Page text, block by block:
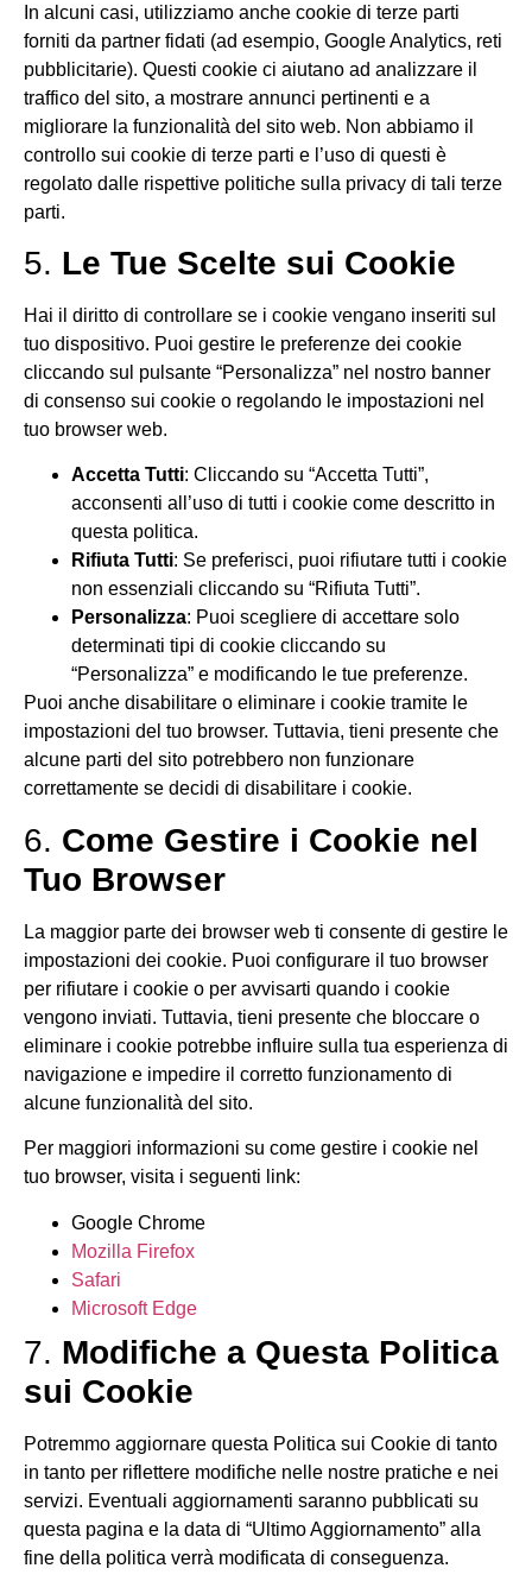
In alcuni casi, utilizziamo anche cookie di terze parti
forniti da partner fidati (ad esempio, Google Analytics, reti
pubblicitarie). Questi cookie ci aiutano ad analizzare il
traffico del sito, a mostrare annunci pertinenti e a
migliorare la funzionalità del sito web. Non abbiamo il
controllo sui cookie di terze parti e l’uso di questi è
regolato dalle rispettive politiche sulla privacy di tali terze
parti.
5. Le Tue Scelte sui Cookie
Hai il diritto di controllare se i cookie vengano inseriti sul
tuo dispositivo. Puoi gestire le preferenze dei cookie
cliccando sul pulsante “Personalizza” nel nostro banner
di consenso sui cookie o regolando le impostazioni nel
tuo browser web.
Accetta Tutti: Cliccando su “Accetta Tutti”,
acconsenti all’uso di tutti i cookie come descritto in
questa politica.
Rifiuta Tutti: Se preferisci, puoi rifiutare tutti i cookie
non essenziali cliccando su “Rifiuta Tutti”.
Personalizza: Puoi scegliere di accettare solo
determinati tipi di cookie cliccando su
“Personalizza” e modificando le tue preferenze.
Puoi anche disabilitare o eliminare i cookie tramite le
impostazioni del tuo browser. Tuttavia, tieni presente che
alcune parti del sito potrebbero non funzionare
correttamente se decidi di disabilitare i cookie.
6. Come Gestire i Cookie nel
Tuo Browser
La maggior parte dei browser web ti consente di gestire le
impostazioni dei cookie. Puoi configurare il tuo browser
per rifiutare i cookie o per avvisarti quando i cookie
vengono inviati. Tuttavia, tieni presente che bloccare o
eliminare i cookie potrebbe influire sulla tua esperienza di
navigazione e impedire il corretto funzionamento di
alcune funzionalità del sito.
Per maggiori informazioni su come gestire i cookie nel
tuo browser, visita i seguenti link:
Google Chrome
Mozilla Firefox
Safari
Microsoft Edge
7. Modifiche a Questa Politica
sui Cookie
Potremmo aggiornare questa Politica sui Cookie di tanto
in tanto per riflettere modifiche nelle nostre pratiche e nei
servizi. Eventuali aggiornamenti saranno pubblicati su
questa pagina e la data di “Ultimo Aggiornamento” alla
fine della politica verrà modificata di conseguenza.